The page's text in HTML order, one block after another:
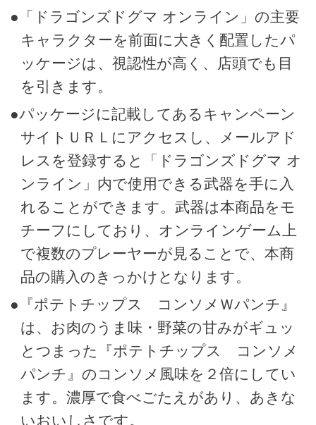
●「ドラゴンズドグマ オンライン」の主要
キャラクターを前面に大きく配置したパ
ッケージは、視認性が高く、店頭でも目
を引きます。
●パッケージに記載してあるキャンペーン
サイトＵＲＬにアクセスし、メールアド
レスを登録すると「ドラゴンズドグマ オ
ンライン」内で使用できる武器を手に入
れることができます。武器は本商品をモ
チーフにしており、オンラインゲーム上
で複数のプレーヤーが見ることで、本商
品の購入のきっかけとなります。
●『ポテトチップス コンソメＷパンチ』
は、お肉のうま味・野菜の甘みがギュッ
とつまった『ポテトチップス コンソメ
パンチ』のコンソメ風味を２倍にしてい
ます。濃厚で食べごたえがあり、あきな
いおいしさです。